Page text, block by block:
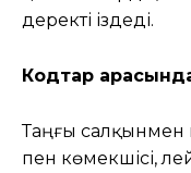
деректі іздеді.
Кодтар
Таңғы салқынмен
пен көмекшісі,